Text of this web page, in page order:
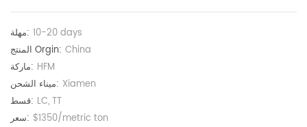
مهلة: 10-20 days
المنتج Orgin: China
ماركة: HFM
ميناء الشحن: Xiamen
قسط: LC, TT
سعر: $1350/metric ton